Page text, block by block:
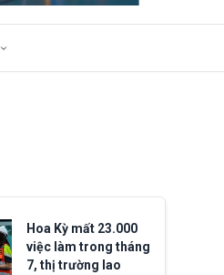
Hoa Kỳ mất 23.000
việc làm trong tháng
7, thị trường lao